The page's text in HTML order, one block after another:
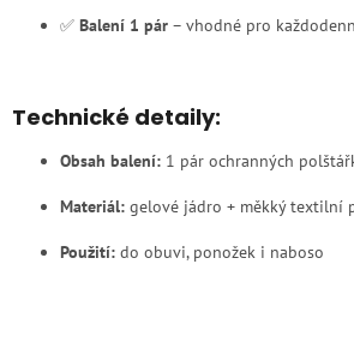
✅ Balení 1 pár – vhodné pro
Technické detaily:
Obsah balení: 1 pár ochranných
Materiál: gelové jádro + měkký textilní
Použití: do obuvi, ponožek i naboso